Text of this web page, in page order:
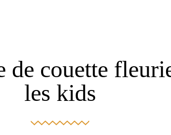
de couette
les kids